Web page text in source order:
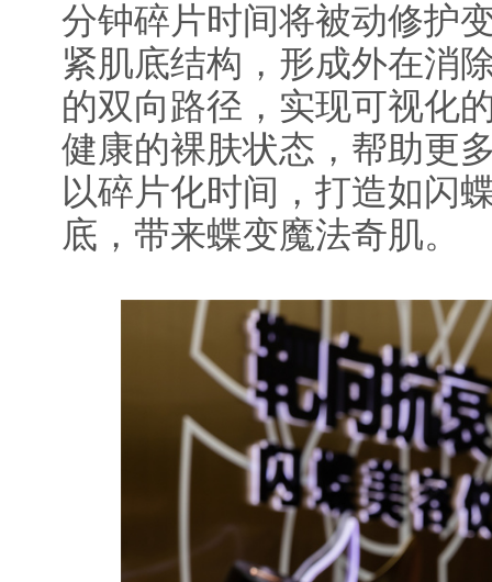
分钟碎片时间将被动修护
紧肌底结构，形成外在消
的双向路径，实现可视化
健康的裸肤状态，帮助更
以碎片化时间，打造如闪
底，带来蝶变魔法奇肌。